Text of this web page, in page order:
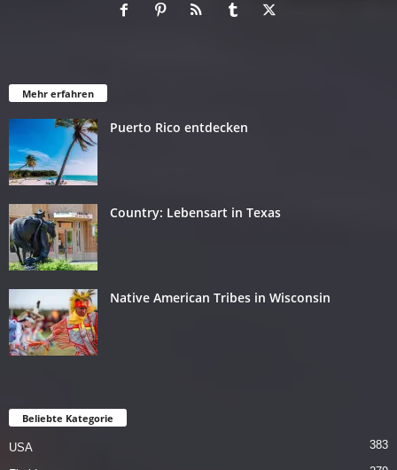
Mehr erfahren
Puerto Rico entdecken
Country: Lebensart in Texas
Native American Tribes in Wisconsin
Beliebte Kategorie
USA 383